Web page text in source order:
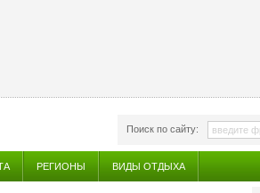
Поиск по сайту:
РЕГИОНЫ ВИДЫ ОТДЫХА